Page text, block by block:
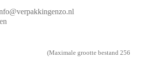
(Maximale grootte bestand 256